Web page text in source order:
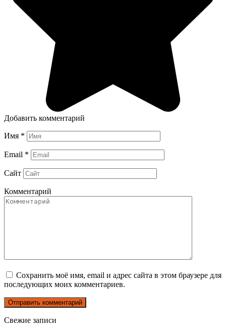
Добавить комментарий
Имя *
Email *
Сайт
Комментарий
Сохранить моё имя, email и адрес сайта в этом браузере для
последующих моих комментариев.
Свежие записи